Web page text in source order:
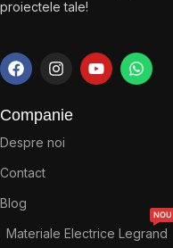
proiectele tale!
Companie
Despre noi
Contact
Blog
Materiale Electrice Legrand
NOU